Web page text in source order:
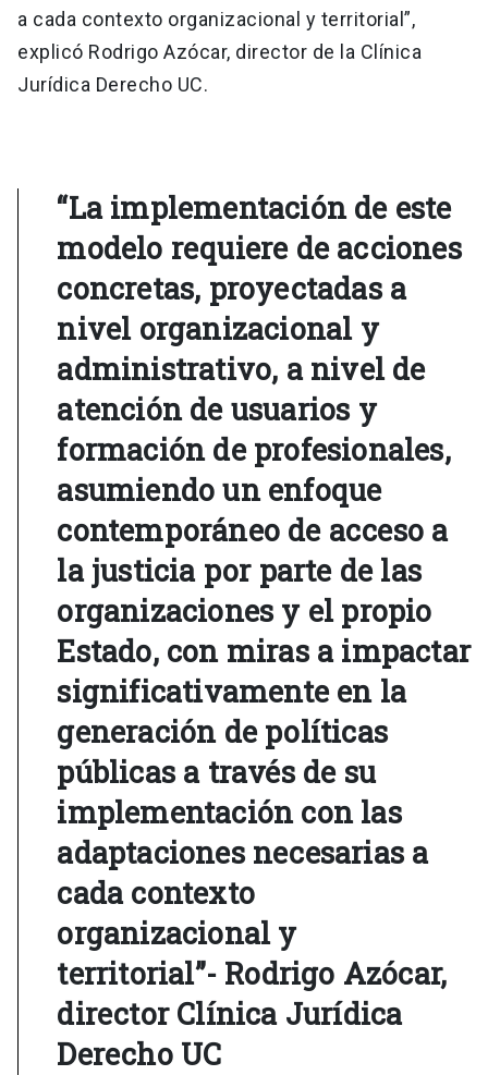
a cada contexto organizacional y territorial”,
explicó Rodrigo Azócar, director de la Clínica
Jurídica Derecho UC.
“La implementación de este
modelo requiere de acciones
concretas, proyectadas a
nivel organizacional y
administrativo, a nivel de
atención de usuarios y
formación de profesionales,
asumiendo un enfoque
contemporáneo de acceso a
la justicia por parte de las
organizaciones y el propio
Estado, con miras a impactar
significativamente en la
generación de políticas
públicas a través de su
implementación con las
adaptaciones necesarias a
cada contexto
organizacional y
territorial”- Rodrigo Azócar,
director Clínica Jurídica
Derecho UC